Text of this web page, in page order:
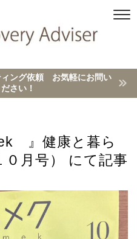
ィング依頼 お気軽にお問い
さい！
』健康と暮ら
月号） にて記事